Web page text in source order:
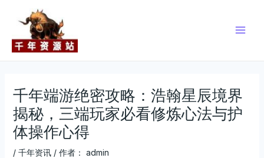
千年端游绝密攻略：浩翰星辰境界
揭秘，三端玩家必看修炼心法与护
体操作心得
/ 千年资讯/ 作者： admin
navigation